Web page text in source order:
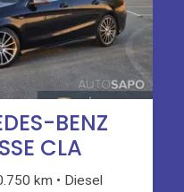
BENZ
CLA
km
Diesel